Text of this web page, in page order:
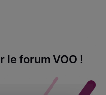
le forum VOO !